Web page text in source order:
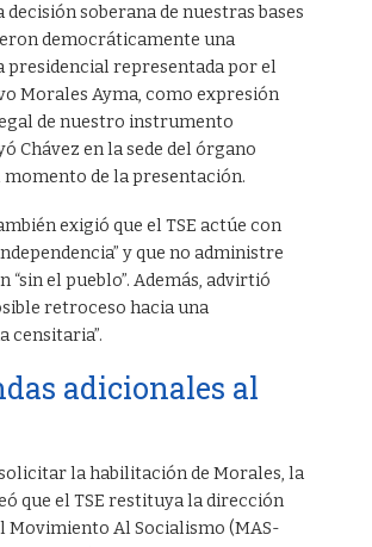
decisión soberana de nuestras bases
democráticamente una
presidencial representada por el
Morales Ayma, como expresión
de nuestro instrumento
Chávez en la sede del órgano
de la presentación.
exigió que el TSE actúe con
y que no administre
“sin el pueblo”. Además, advirtió
retroceso hacia una
censitaria”.
adicionales al
la habilitación de Morales, la
que el TSE restituya la dirección
Movimiento Al Socialismo (MAS-